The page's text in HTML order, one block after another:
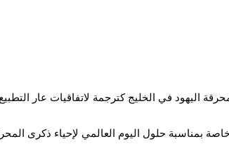
اليهود في الخليج كترجمة لاتفاقيات عار
العالمي لإحياء ذكرى المحرقة في 27 من كانون ثاني/